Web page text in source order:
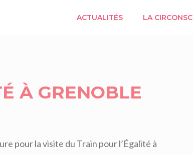
ACTUALITÉS LA
À GRENOBLE
pour la visite du Train pour l’Égalité à